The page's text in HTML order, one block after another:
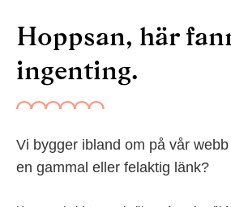
Hoppsan, här
ingenting.
Vi bygger ibland om på vår
en gammal eller felaktig länk?